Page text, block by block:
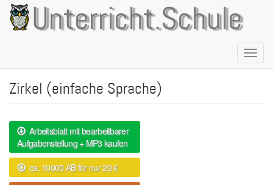
Direkt
zum
Inhalt
Unterricht.Schule
Zirkel (einfache Sprache)
Arbeitsblatt mit bearbeitbarer
Aufgabenstellung + MP3 kaufen
ca. 10000 AB für nur 20 €